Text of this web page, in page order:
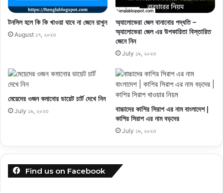
টনসিল হলে কি কি খাওয়া যাবে না জেনে রাখুন
August ১৭, ২০২৩
অ্যালোভেরা জেল বানানোর পদ্ধতি –
অ্যালোভেরা জেল এর উপকারিতা বিস্তারিত
জেনে নিন
July ১৯, ২০২৩
মেয়েদের ওজন কমানোর ডায়েট চার্ট দেখে নিন
July ১৯, ২০২৩
বাচ্চাদের কাশির সিরাপ এর নাম বাংলাদেশ |
কাশির সিরাপ এর নাম বড়দের
July ১৯, ২০২৩
Find us on Facebook